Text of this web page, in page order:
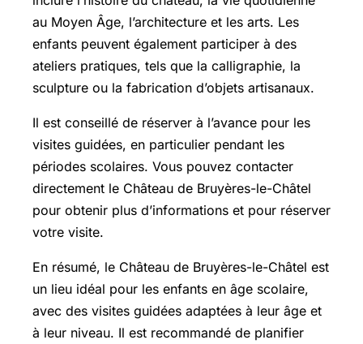
au Moyen Âge, l’architecture et les arts. Les
enfants peuvent également participer à des
ateliers pratiques, tels que la calligraphie, la
sculpture ou la fabrication d’objets artisanaux.
Il est conseillé de réserver à l’avance pour les
visites guidées, en particulier pendant les
périodes scolaires. Vous pouvez contacter
directement le Château de Bruyères-le-Châtel
pour obtenir plus d’informations et pour réserver
votre visite.
En résumé, le Château de Bruyères-le-Châtel est
un lieu idéal pour les enfants en âge scolaire,
avec des visites guidées adaptées à leur âge et
à leur niveau. Il est recommandé de planifier